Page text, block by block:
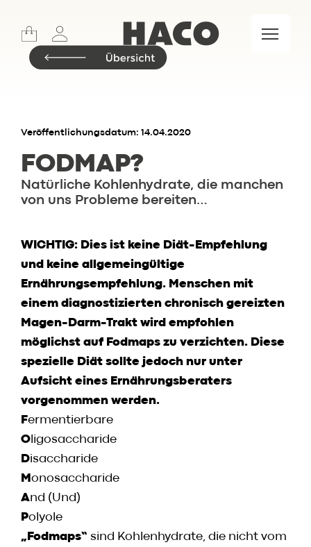
Lifestyle
Meet & Eat
Insider.BLOG
Events
Restaurant
Wochenkarte
Skylounge
Speisekarte
Skylounge
Reservierung
Werbung / Angebote
Gutscheine
Vorbestell­service
Newsletter
Anmeldung
HACO App
Veröffentlichungsdatum: 14.04.2020
FODMAP?
Natürliche Kohlenhydrate, die manchen
von uns Probleme bereiten…
WICHTIG: Dies ist keine Diät-Empfehlung
und keine allgemeingültige
Ernährungsempfehlung. Menschen mit
einem diagnostizierten chronisch gereizten
Magen-Darm-Trakt wird empfohlen
möglichst auf Fodmaps zu verzichten. Diese
spezielle Diät sollte jedoch nur unter
Aufsicht eines Ernährungsberaters
vorgenommen werden.
Fermentierbare
O ligosaccharide
Disaccharide
M onosaccharide
And (Und)
Polyole
„Fodmaps“ sind Kohlenhydrate, die nicht vom